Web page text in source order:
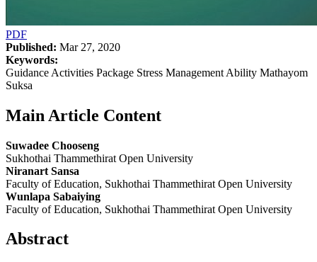
PDF
Published: Mar 27, 2020
Keywords:
Guidance Activities Package Stress Management Ability Mathayom
Suksa
Main Article Content
Suwadee Chooseng
Sukhothai Thammethirat Open University
Niranart Sansa
Faculty of Education, Sukhothai Thammethirat Open University
Wunlapa Sabaiying
Faculty of Education, Sukhothai Thammethirat Open University
Abstract